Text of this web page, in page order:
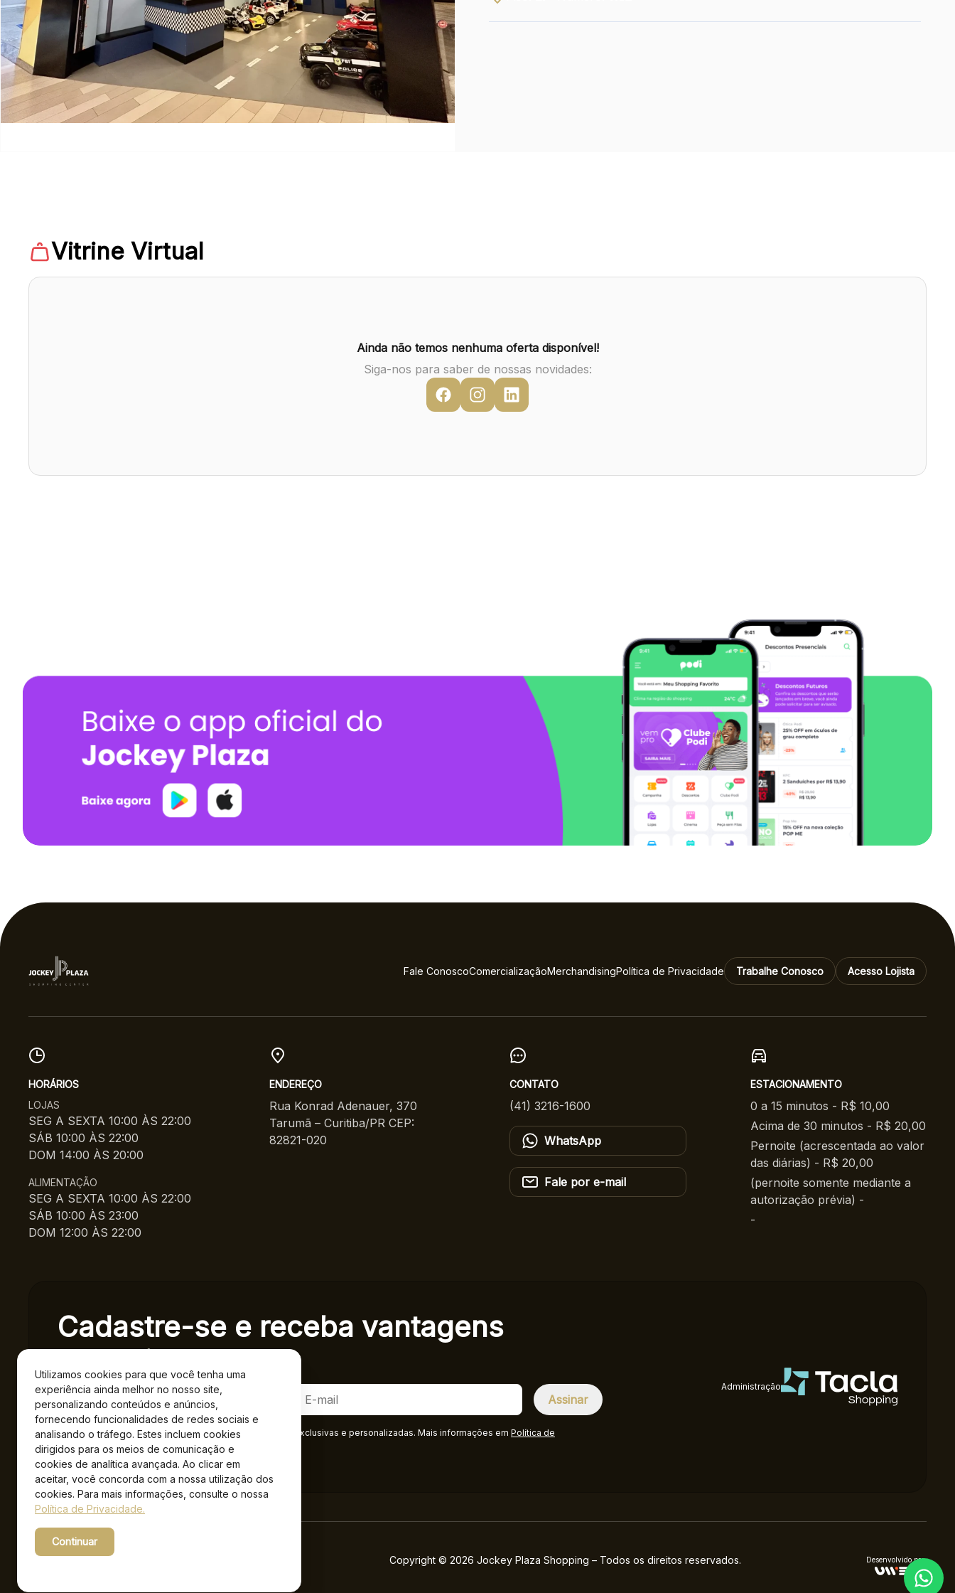
Utilizamos cookies para que você tenha uma
experiência ainda melhor no nosso site,
personalizando conteúdos e anúncios,
fornecendo funcionalidades de redes sociais e
analisando o tráfego. Estes incluem cookies
dirigidos para os meios de comunicação e
cookies de analítica avançada. Ao clicar em
aceitar, você concorda com a nossa utilização dos
cookies. Para mais informações, consulte o nossa
Política de Privacidade.
Continuar
Vitrine Virtual
Ainda não temos nenhuma oferta disponível!
Siga-nos para saber de nossas novidades:
Fale ConoscoComercializaçãoMerchandisingPolítica de Privacidade Trabalhe Conosco Acesso Lojista
HORÁRIOS
LOJAS
SEG A SEXTA 10:00 ÀS 22:00
SÁB 10:00 ÀS 22:00
DOM 14:00 ÀS 20:00
ALIMENTAÇÃO
SEG A SEXTA 10:00 ÀS 22:00
SÁB 10:00 ÀS 23:00
DOM 12:00 ÀS 22:00
ENDEREÇO
Rua Konrad Adenauer, 370
Tarumã – Curitiba/PR CEP:
82821-020
CONTATO
(41) 3216-1600
WhatsApp
Fale por e-mail
ESTACIONAMENTO
0 a 15 minutos - R$ 10,00
Acima de 30 minutos - R$ 20,00
Pernoite (acrescentada ao valor
das diárias) - R$ 20,00
(pernoite somente mediante a
autorização prévia) -
-
Cadastre-se e receba vantagens
exclusivas.
Ao se cadastrar você confirma em receber informações exclusivas e personalizadas. Mais informações em Política de
Privacidade.*
Administração
Copyright © 2026 Jockey Plaza Shopping – Todos os direitos reservados. Desenvolvido por: